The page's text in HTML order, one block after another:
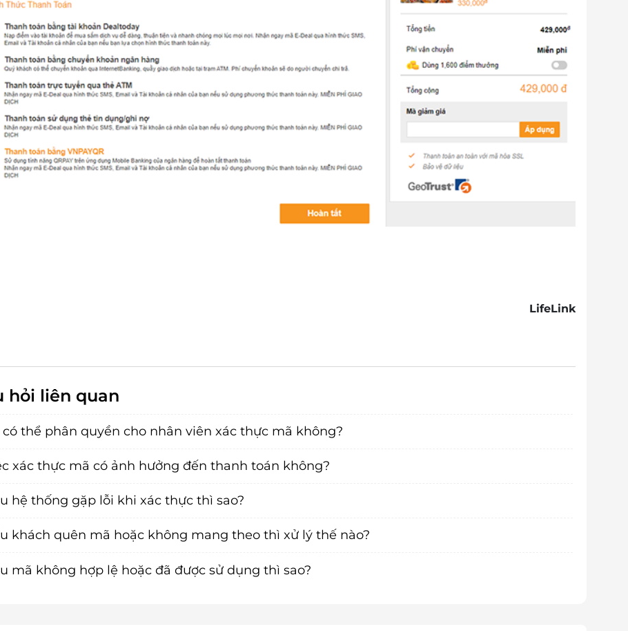
LifeLink
hỏi liên quan
có thể phân quyền cho nhân viên xác thực mã không?
xác thực mã có ảnh hưởng đến thanh toán không?
hệ thống gặp lỗi khi xác thực thì sao?
khách quên mã hoặc không mang theo thì xử lý thế nào?
mã không hợp lệ hoặc đã được sử dụng thì sao?